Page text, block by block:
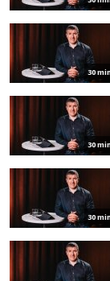
30
30
30